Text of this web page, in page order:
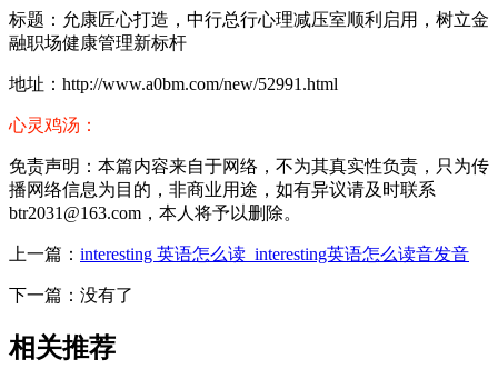
标题：允康匠心打造，中行总行心理减压室顺利启用，树立金
融职场健康管理新标杆
地址：http://www.a0bm.com/new/52991.html
心灵鸡汤：
免责声明：本篇内容来自于网络，不为其真实性负责，只为传
播网络信息为目的，非商业用途，如有异议请及时联系
btr2031@163.com，本人将予以删除。
上一篇： interesting 英语怎么读_interesting英语怎么读音发音
下一篇：没有了
相关推荐